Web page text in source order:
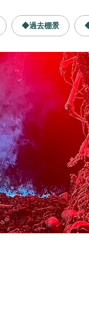
◆過去棚景